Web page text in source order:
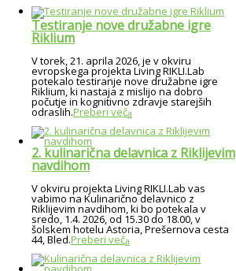
Testiranje nove družabne igre
Riklium
V torek, 21. aprila 2026, je v okviru
evropskega projekta Living RIKLI.Lab
potekalo testiranje nove družabne igre
Riklium, ki nastaja z mislijo na dobro
počutje in kognitivno zdravje starejših
odraslih.Preberi več
2. kulinarična delavnica z Riklijevim
navdihom
V okviru projekta Living RIKLI.Lab vas
vabimo na Kulinarično delavnico z
Riklijevim navdihom, ki bo potekala v
sredo, 1.4. 2026, od 15.30 do 18.00, v
šolskem hotelu Astoria, Prešernova cesta
44, Bled.Preberi več